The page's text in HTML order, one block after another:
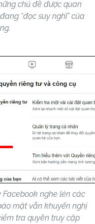
chủ đề được quan
“đọc suy nghĩ” của
nghe lén các
mật vẫn khuyến nghị
tra quyền truy cập